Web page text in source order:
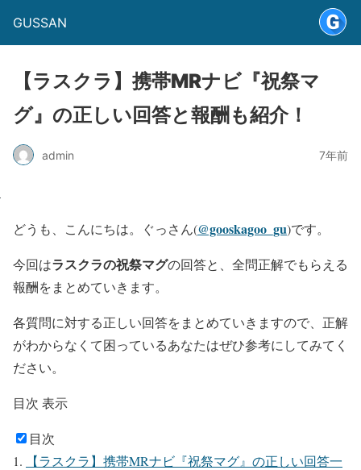
GUSSAN
【ラスクラ】携帯MRナビ『祝祭マ
グ』の正しい回答と報酬も紹介！
admin 7年前
どうも、こんにちは。ぐっさん(@gooskagoo_gu)です。
今回はラスクラの祝祭マグの回答と、全問正解でもらえる
報酬をまとめていきます。
各質問に対する正しい回答をまとめていきますので、正解
がわからなくて困っているあなたはぜひ参考にしてみてく
ださい。
目次 表示
目次
【ラスクラ】携帯MRナビ『祝祭マグ』の正しい回答一